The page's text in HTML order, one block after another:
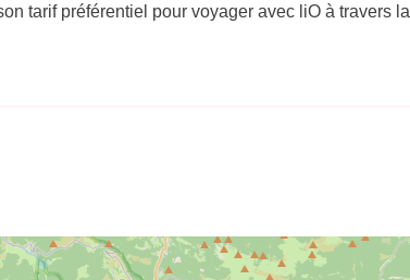
tarif préférentiel pour voyager avec liO à travers